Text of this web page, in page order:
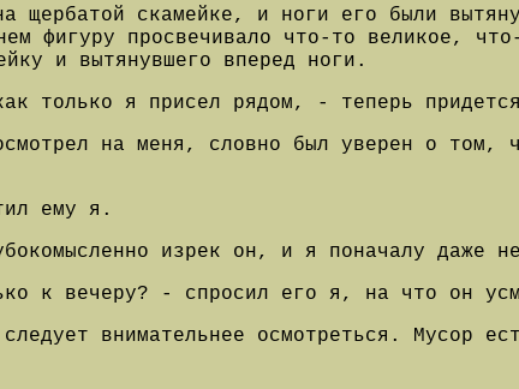
щербатой скамейке, и ноги его были
фигуру просвечивало что-то великое,
и вытянувшего вперед ноги.
только я присел рядом, - теперь
на меня, словно был уверен о том,
ему я.
изрек он, и я поначалу даже
к вечеру? - спросил его я, на что он
внимательнее осмотреться. Мусор